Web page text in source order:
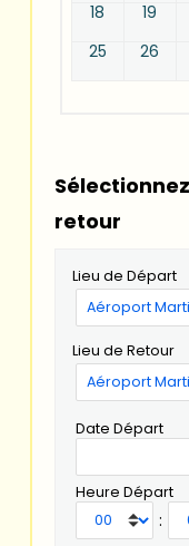
18
19
25
26
retour
Lieu de Départ
Lieu de Retour
Date Départ
Heure Départ
: